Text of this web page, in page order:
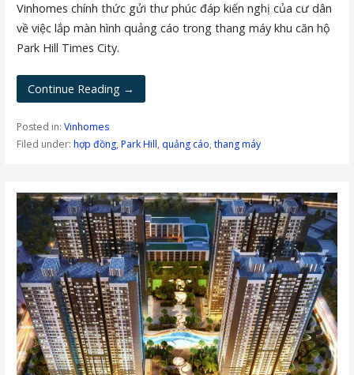
Vinhomes chính thức gửi thư phúc đáp kiến nghị của cư dân
về việc lắp màn hình quảng cáo trong thang máy khu căn hộ
Park Hill Times City.
Continue Reading →
Posted in: Vinhomes
Filed under: hợp đồng, Park Hill, quảng cáo, thang máy